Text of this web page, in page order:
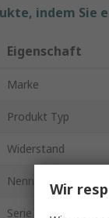
indem
Eigenschaft
Marke
Produkt Typ
Widerstand
Nennleistung
Serie
Wir